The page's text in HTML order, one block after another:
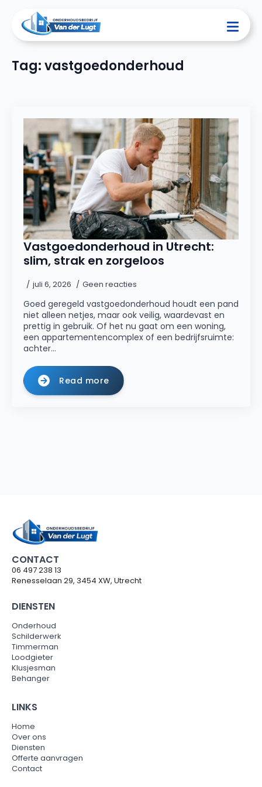
Tag:vastgoedonderhoud
Vastgoedonderhoud in Utrecht:
slim, strak en zorgeloos
juli 6, 2026 Geen reacties
Goed geregeld vastgoedonderhoud houdt een pand
niet alleen netjes, maar ook veilig, waardevast en
prettig in gebruik. Of het nu gaat om een woning,
een appartementencomplex of een bedrijfsruimte:
achter…
Read more
CONTACT
06 497 238 13
Renesselaan 29, 3454 XW, Utrecht
DIENSTEN
Onderhoud
Schilderwerk
Timmerman
Loodgieter
Klusjesman
Behanger
LINKS
Home
Over ons
Diensten
Offerte aanvragen
Contact